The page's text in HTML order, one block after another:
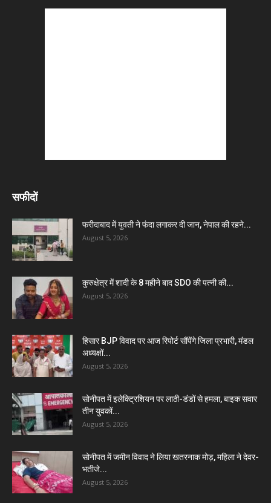
सफीदों
फरीदाबाद में युवती ने फंदा लगाकर दी जान, नेपाल की रहने...
August 5, 2026
कुरुक्षेत्र में शादी के 8 महीने बाद SDO की पत्नी की...
August 5, 2026
हिसार BJP विवाद पर आज रिपोर्ट सौंपेंगे जिला प्रभारी, मंडल
अध्यक्षों...
August 5, 2026
सोनीपत में इलेक्ट्रिशियन पर लाठी-डंडों से हमला, बाइक सवार
तीन युवकों...
August 5, 2026
सोनीपत में जमीन विवाद ने लिया खतरनाक मोड़, महिला ने देवर-
भतीजे...
August 5, 2026